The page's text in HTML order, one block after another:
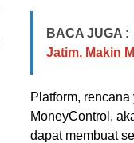
BACA JUGA :
Jatim, Makin
Platform,
MoneyControl,
dapat membuat